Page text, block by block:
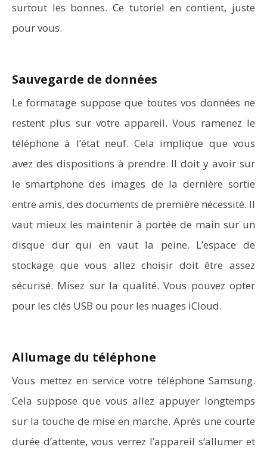
surtout les bonnes. Ce tutoriel en contient, juste
pour vous.
Sauvegarde de données
Le formatage suppose que toutes vos données ne
restent plus sur votre appareil. Vous ramenez le
téléphone à l’état neuf. Cela implique que vous
avez des dispositions à prendre. Il doit y avoir sur
le smartphone des images de la dernière sortie
entre amis, des documents de première nécessité. Il
vaut mieux les maintenir à portée de main sur un
disque dur qui en vaut la peine. L’espace de
stockage que vous allez choisir doit être assez
sécurisé. Misez sur la qualité. Vous pouvez opter
pour les clés USB ou pour les nuages iCloud.
Allumage du téléphone
Vous mettez en service votre téléphone Samsung.
Cela suppose que vous allez appuyer longtemps
sur la touche de mise en marche. Après une courte
durée d’attente, vous verrez l’appareil s’allumer et